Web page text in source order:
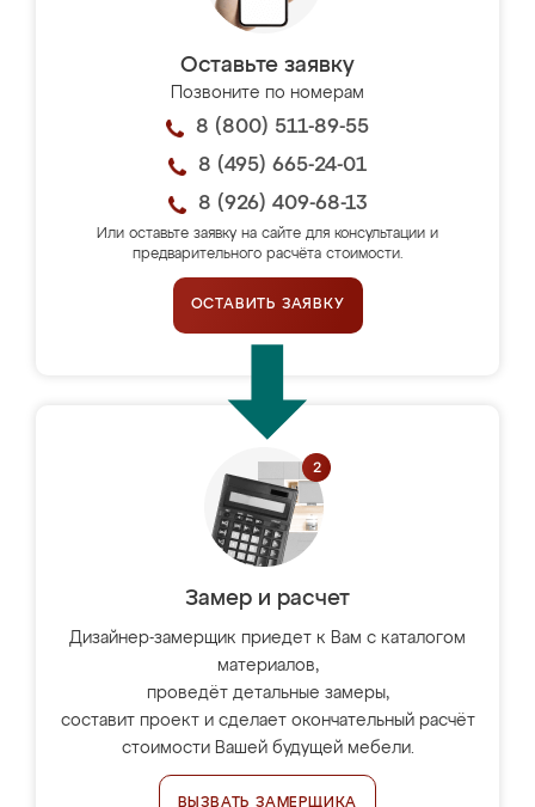
Оставьте заявку
Позвоните по номерам
8 (800) 511-89-55
8 (495) 665-24-01
8 (926) 409-68-13
Или оставьте заявку на сайте для консультации и
предварительного расчёта стоимости.
ОСТАВИТЬ ЗАЯВКУ
Замер и расчет
Дизайнер-замерщик приедет к Вам с каталогом
материалов,
проведёт детальные замеры,
составит проект и сделает окончательный расчёт
стоимости Вашей будущей мебели.
ВЫЗВАТЬ ЗАМЕРЩИКА